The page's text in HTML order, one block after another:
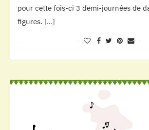
pour cette fois-ci 3 demi-journées de
figures. […]